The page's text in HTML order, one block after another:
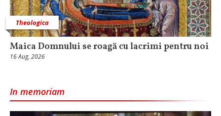
Theologica
Maica Domnului se roagă cu lacrimi pentru noi
16 Aug, 2026
In memoriam